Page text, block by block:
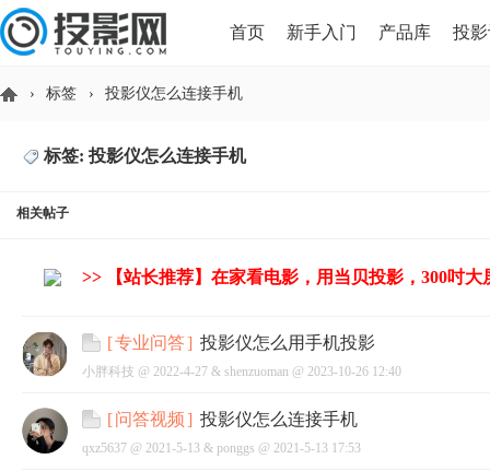
首页 新手入门 产品库 投
HDMI版本对比 导读
› 标签 › 投影仪怎么连接手机
标签: 投影仪怎么连接手机
相关帖子
>> 【站长推荐】在家看电影，用当贝投影，300吋
[专业问答] 投影仪怎么用手机投影
小胖科技 @ 2022-4-27 & shenzuoman @ 2023-10-26 12:40
[问答视频] 投影仪怎么连接手机
qxz5637 @ 2021-5-13 & ponggs @ 2021-5-13 17:53